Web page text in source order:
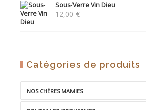
Sous-Verre Vin Dieu
12,00 €
Catégories de produits
NOS CHÈRES MAMIES